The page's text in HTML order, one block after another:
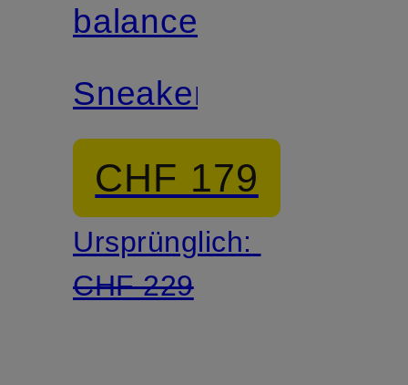
balance
Sneaker
CHF 179
Ursprünglich:
CHF 229